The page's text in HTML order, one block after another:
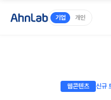
기업 개인
웹콘텐츠 신규